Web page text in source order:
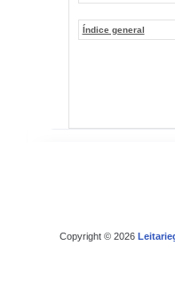
Índice general
Copyright © 2026